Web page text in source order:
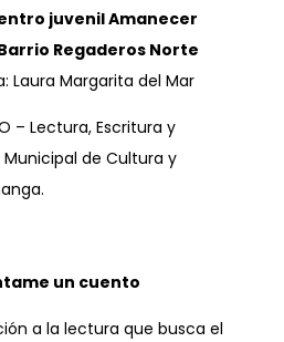
juvenil Amanecer
Regaderos Norte
Laura Margarita del Mar
– Lectura, Escritura y
de Cultura y
un cuento
a la lectura que busca el